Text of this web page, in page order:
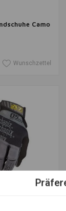
Camo
Wunschzettel